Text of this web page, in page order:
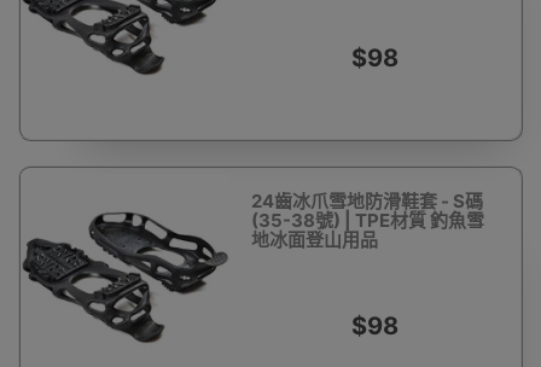
$98
24齒冰爪雪地防滑鞋套 - S碼
(35-38號) | TPE材質 釣魚雪
地冰面登山用品
$98